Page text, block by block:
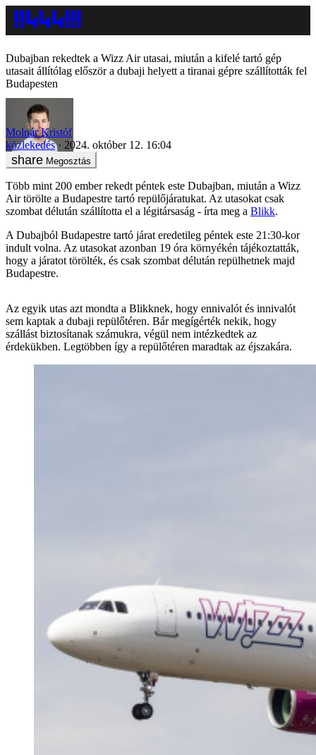
Dubajban rekedtek a Wizz Air utasai, miután a kifelé tartó gép
utasait állítólag először a dubaji helyett a tiranai gépre szállították fel
Budapesten
Molnár Kristóf
közlekedés
2024. október 12. 16:04
Megosztás
Több mint 200 ember rekedt péntek este Dubajban, miután a Wizz
Air törölte a Budapestre tartó repülőjáratukat. Az utasokat csak
szombat délután szállította el a légitársaság - írta meg a Blikk.
A Dubajból Budapestre tartó járat eredetileg péntek este 21:30-kor
indult volna. Az utasokat azonban 19 óra környékén tájékoztatták,
hogy a járatot törölték, és csak szombat délután repülhetnek majd
Budapestre.
Az egyik utas azt mondta a Blikknek, hogy ennivalót és innivalót
sem kaptak a dubaji repülőtéren. Bár megígérték nekik, hogy
szállást biztosítanak számukra, végül nem intézkedtek az
érdekükben. Legtöbben így a repülőtéren maradtak az éjszakára.